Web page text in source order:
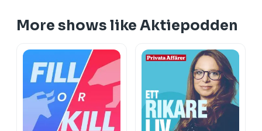
More shows like Aktiepodden